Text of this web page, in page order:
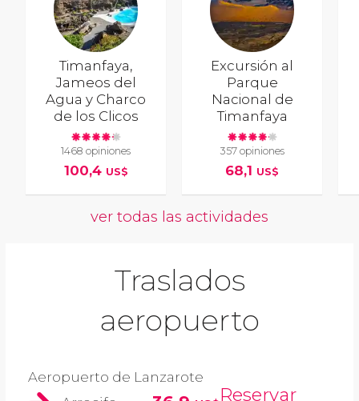
Timanfaya,
Jameos del
Agua y Charco
de los Clicos
1468 opiniones
100,4 US$
Excursión al
Parque
Nacional de
Timanfaya
357 opiniones
68,1 US$
ver todas las actividades
Traslados
aeropuerto
Aeropuerto de Lanzarote
Reservar